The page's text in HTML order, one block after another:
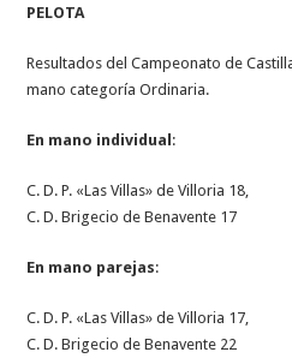
PELOTA
Resultados del Campeonato de
mano categoría Ordinaria.
En mano individual :
C. D. P. «Las Villas» de Villoria 18,
C. D. Brigecio de Benavente 17
En mano parejas:
C. D. P. «Las Villas» de Villoria 17,
C. D. Brigecio de Benavente 22